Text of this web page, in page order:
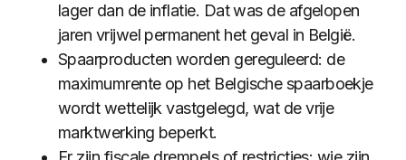
lager dan de inflatie. Dat was de afgelopen
jaren vrijwel permanent het geval in België.
Spaarproducten worden gereguleerd: de
maximumrente op het Belgische spaarboekje
wordt wettelijk vastgelegd, wat de vrije
marktwerking beperkt.